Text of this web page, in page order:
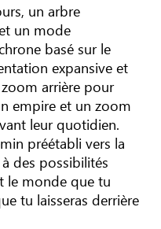
un arbre
un mode
basé sur le
expansive et
arrière pour
empire et un zoom
leur quotidien.
préétabli vers la
des possibilités
le monde que tu
tu laisseras derrière